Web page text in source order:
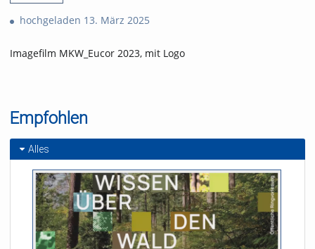
hochgeladen 13. März 2025
Imagefilm MKW_Eucor 2023, mit Logo
Empfohlen
Alles